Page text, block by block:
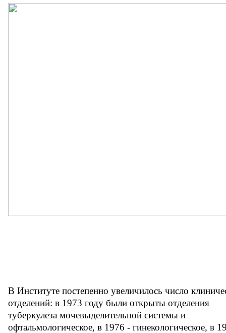
В Институте постепенно увеличилось число
отделений: в 1973 году были открыты отделения
туберкулеза мочевыделительной системы и
офтальмологическое, в 1976 - гинекологическое, в